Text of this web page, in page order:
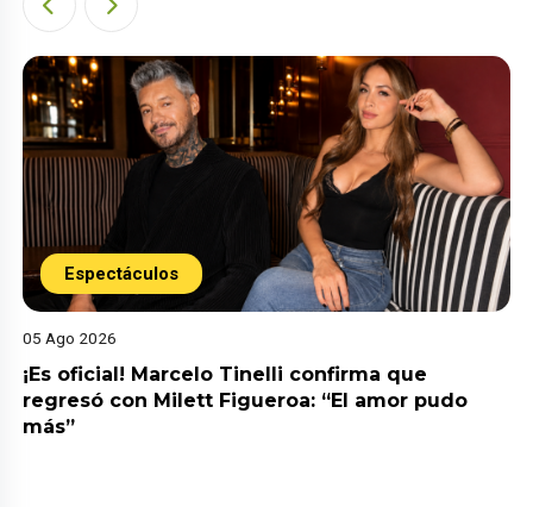
Espectáculos
05 Ago 2026
¡Es oficial! Marcelo Tinelli confirma que
regresó con Milett Figueroa: “El amor pudo
más”